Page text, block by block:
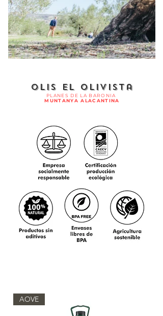
Olis El Olivista
PLANES DE LA BARONIA
MUNTANYA ALACANTINA
AOVE